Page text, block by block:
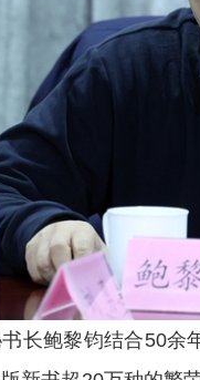
长鲍黎钧结合50余